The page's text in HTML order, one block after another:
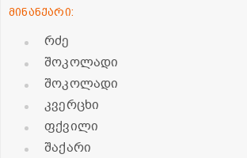
მინანქარი:
რძე
შოკოლადი
შოკოლადი
კვერცხი
ფქვილი
შაქარი